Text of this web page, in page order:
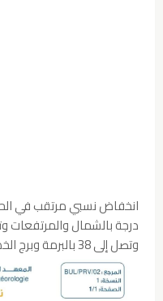
وتصل إلى 38 بالبرمة وبرج الخضراء..